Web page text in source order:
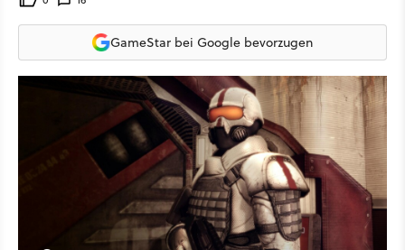
GameStar bei Google bevorzugen